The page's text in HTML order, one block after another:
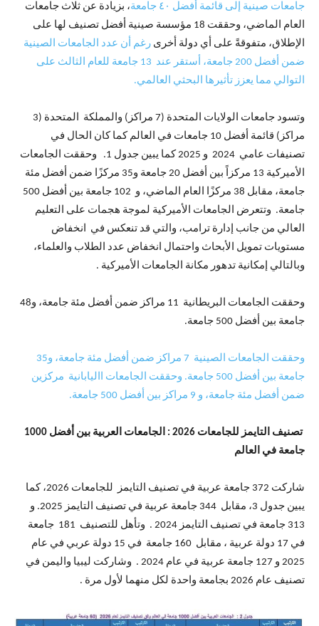
جامعات صينية إلى قائمة أفضل ٤٠ جامعة
، بزيادة عن ثلاث جامعات
العام الماضي، وحققت 18 مؤسسة صينية أفضل تصنيف لها على
الإطلاق، متفوقةً على أي دولة أخرى رغم أن عدد الجامعات الصينية
ضمن أفضل 200 جامعة، أستقر عند 13 جامعة للعام الثالث على
التوالي مما يعزز تأثيرها البحثي العالمي.
وتسود جامعات الولايات المتحدة (7 مراكز) والمملكة المتحدة (3
مراكز) قائمة أفضل 10 جامعات في العالم كما كان الحال في
تصنيفات عامي 2024 و 2025 كما يبين جدول 1. وحققت الجامعات
الأميركية 13 مركزاً بين أفضل 20 جامعة و35 مركزًا ضمن أفضل مئة
جامعة، مقابل 38 مركزًا العام الماضي، و 102 جامعة بين أفضل 500
جامعة. وتتعرض الجامعات الأميركية لموجة هجمات على التعليم
العالي من جانب إدارة ترامب، والتي قد تنعكس في انخفاض
مستويات تمويل الأبحاث واحتمال انخفاض عدد الطلاب والعلماء،
وبالتالي إمكانية تدهور مكانة الجامعات الأميركية .
وحققت الجامعات البريطانية 11 مراكز ضمن أفضل مئة جامعة، و48
جامعة بين أفضل 500 جامعة.
وحققت الجامعات الصينية 7 مراكز ضمن أفضل مئة جامعة، و35
جامعة بين أفضل 500 جامعة. وحققت الجامعات االيابانية مركزين
ضمن أفضل مئة جامعة، و 9 مراكز بين أفضل 500 جامعة.
تصنيف التايمز للجامعات 2026 : الجامعات العربية بين أفضل 1000
جامعة في العالم
شاركت 372 جامعة عربية في تصنيف التايمز للجامعات 2026، كما
يبين جدول 3، مقابل 344 جامعة عربية في تصنيف التايمز 2025. و
313 جامعة في تصنيف التايمز 2024 . وتأهل للتصنيف 181 جامعة
في 17 دولة عربية ، مقابل 160 جامعة في 15 دولة عربي في عام
2025 و 127 جامعة عربية في عام 2024 . وشاركت ليبيا واليمن في
تصنيف عام 2026 بجامعة واحدة لكل منهما لأول مرة .